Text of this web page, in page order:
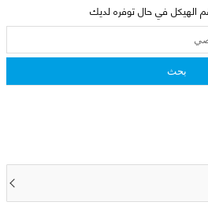
الهيكل في حال توفره لديك
بحث